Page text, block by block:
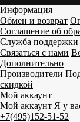
Информация
Обмен и возврат
Соглашение об
Служба поддержки
Связаться с нами
Дополнительно
Производители
скидкой
Мой аккаунт
Мой аккаунт Я у
+7(495)152-51-52